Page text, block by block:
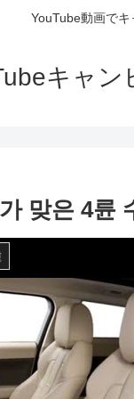
YouTube動画で
キャン
맞은 4륜